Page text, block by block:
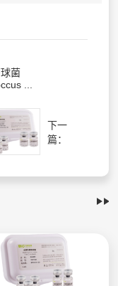
菌
...
下一
篇：